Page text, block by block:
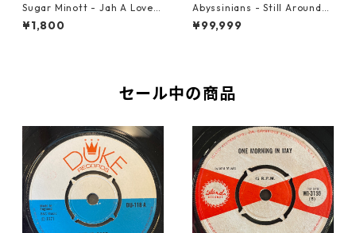
Sugar Minott - Jah A Love Y
ou【7-21594】
¥1,800
Abyssinians - Still Around
【7-21570】
¥99,999
セール中の商品